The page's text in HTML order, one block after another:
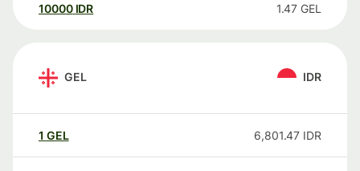
10000 IDR 1.47 GEL
GEL IDR
1 GEL 6,801.47 IDR